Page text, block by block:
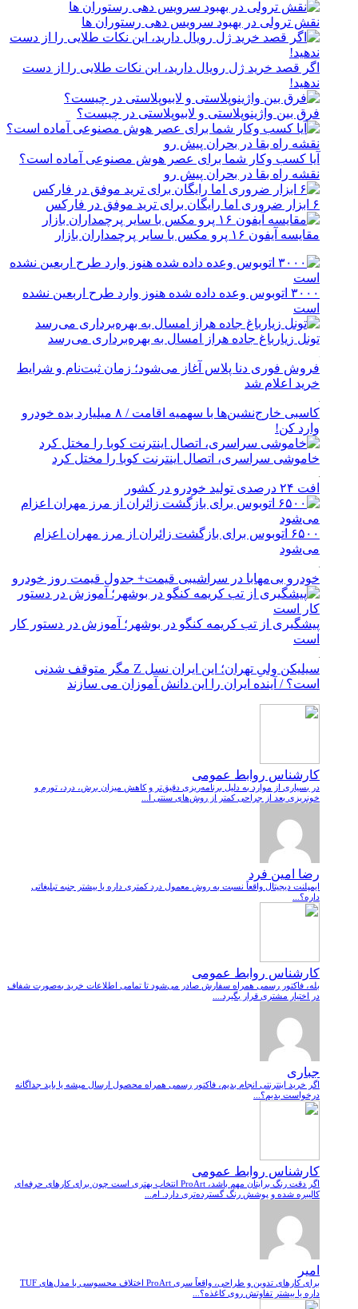
نقش ترولی در بهبود سرویس دهی رستوران ها
اگر قصد خرید ژل رویال دارید، این نکات طلایی را از دست
ندهید!
فرق بین واژینوپلاستی و لابیوپلاستی در چیست؟
آیا کسب وکار شما برای عصر هوش مصنوعی آماده است؟
نقشه راه بقا در بحران پیش رو
۶ ابزار ضروری اما رایگان برای ترید موفق در فارکس
مقایسه آیفون ۱۶ پرو مکس با سایر پرچمداران بازار
۳۰۰۰ اتوبوس وعده داده شده هنوز وارد طرح اربعین نشده
است
تونل زیارباغ جاده هراز امسال به بهره‌برداری می‌رسد
فروش فوری دنا پلاس آغاز می‌شود؛ زمان ثبت‌نام و شرایط
خرید اعلام شد
کاسبی خارج‌نشین‌ها با سهمیه اقامت / ۸ میلیارد بده خودرو
وارد کن!
خاموشی سراسری، اتصال اینترنت کوبا را مختل کرد
افت ۲۴ درصدی تولید خودرو در کشور
۶۵۰۰ اتوبوس برای بازگشت زائران از مرز مهران اعزام
می‌شود
خودرو بی‌مهابا در سراشیبی قیمت+ جدول قیمت روز خودرو
پیشگیری از تب کریمه کنگو در بوشهر؛ آموزش در دستور کار
است
سیلیکن ولیِ تهران؛ این ایران نسل Z مگر متوقف شدنی
است؟ / آینده ایران را این دانش آموزان می سازند
کارشناس روابط عمومی
در بسیاری از موارد به دلیل برنامه‌ریزی دقیق‌تر و کاهش میزان برش، درد، تورم و
خونریزی بعد از جراحی کمتر از روش‌های سنتی ا...
رضا امین فرد
ایمپلنت دیجیتال واقعاً نسبت به روش معمول درد کمتری داره یا بیشتر جنبه تبلیغاتی
داره؟...
کارشناس روابط عمومی
بله، فاکتور رسمی همراه سفارش صادر می‌شود تا تمامی اطلاعات خرید به‌صورت شفاف
در اختیار مشتری قرار بگیرد....
جباری
اگر خرید اینترنتی انجام بدیم، فاکتور رسمی همراه محصول ارسال میشه یا باید جداگانه
درخواست بدیم؟...
کارشناس روابط عمومی
اگر دقت رنگ برایتان مهم باشد، ProArt انتخاب بهتری است چون برای کارهای حرفه‌ای
کالیبره شده و پوشش رنگ گسترده‌تری دارد. ام...
امیر
برای کارهای تدوین و طراحی، واقعاً سری ProArt اختلاف محسوسی با مدل‌های TUF
داره یا بیشتر تفاوتش روی کاغذه؟...